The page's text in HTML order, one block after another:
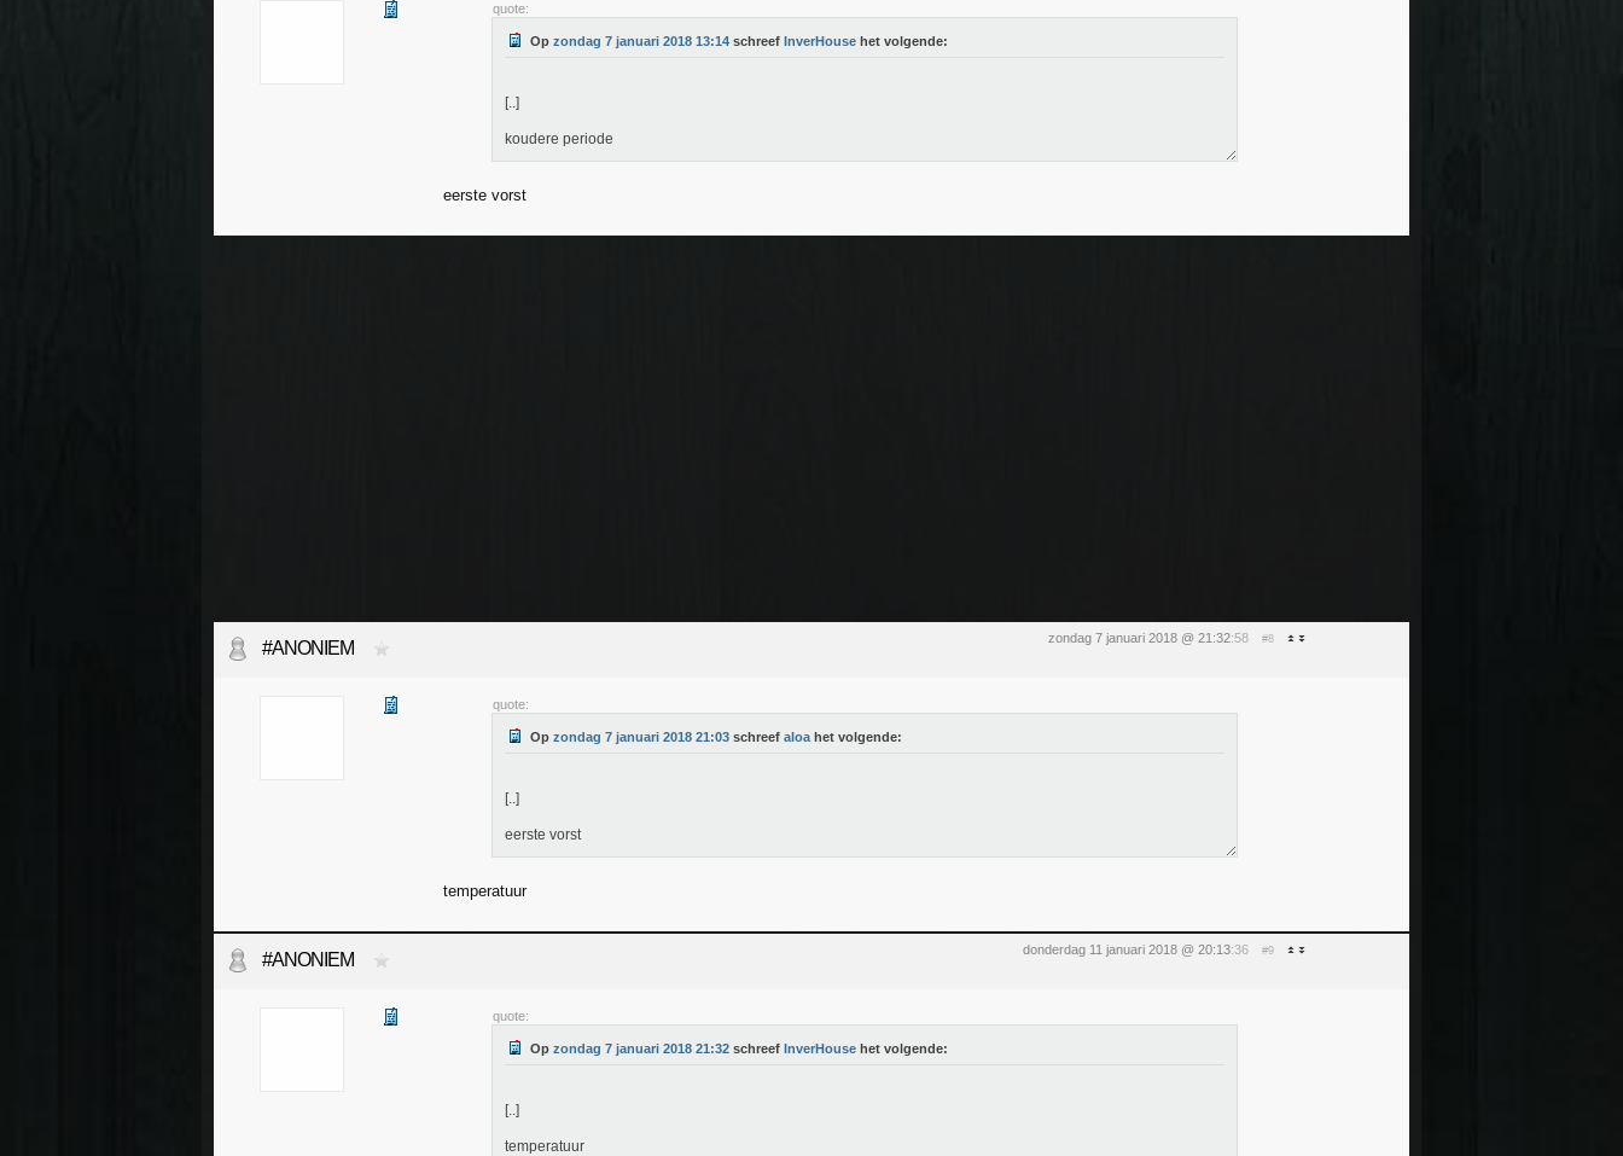
quote:
Op zondag 7 januari 2018 13:14 schreef InverHouse het volgende:
[..]
koudere periode
eerste vorst
zondag 7 januari 2018 @ 21:32:58 #8
#ANONIEM
quote:
Op zondag 7 januari 2018 21:03 schreef aloa het volgende:
[..]
eerste vorst
temperatuur
donderdag 11 januari 2018 @ 20:13:36 #9
#ANONIEM
quote:
Op zondag 7 januari 2018 21:32 schreef InverHouse het volgende:
[..]
temperatuur